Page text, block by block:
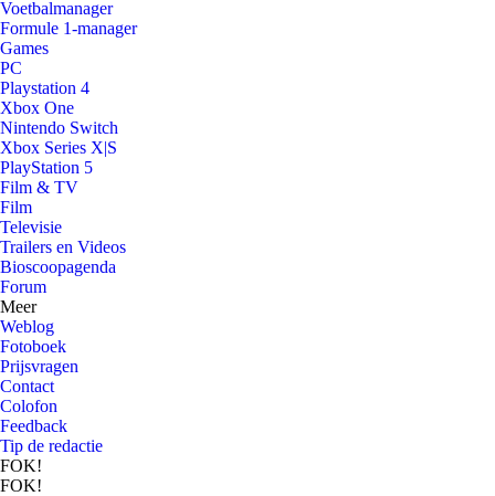
Voetbalmanager
Formule 1-manager
Games
PC
Playstation 4
Xbox One
Nintendo Switch
Xbox Series X|S
PlayStation 5
Film & TV
Film
Televisie
Trailers en Videos
Bioscoopagenda
Forum
Meer
Weblog
Fotoboek
Prijsvragen
Contact
Colofon
Feedback
Tip de redactie
FOK!
FOK!